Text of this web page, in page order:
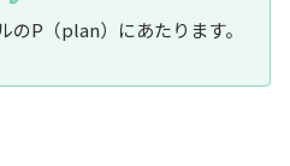
のP（plan）にあたります。